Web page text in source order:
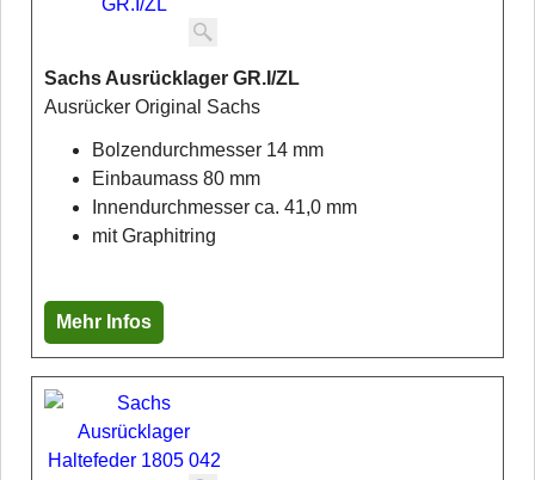
Sachs Ausrücklager GR.I/ZL
Ausrücker Original Sachs
Bolzendurchmesser 14 mm
Einbaumass 80 mm
Innendurchmesser ca. 41,0 mm
mit Graphitring
Mehr Infos